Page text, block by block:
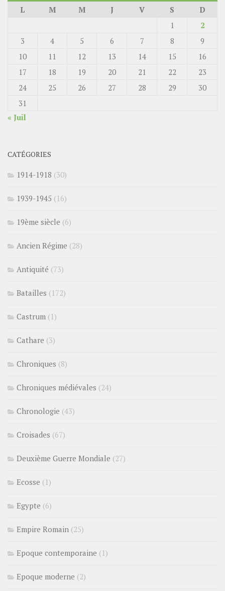
L
M M J V S
D
1
2
3
4 5 6 7 8
9
10
11 12 13 14 15
16
17
18 19 20 21 22
23
24
25 26 27 28 29
30
31
« Juil
CATÉGORIES
1914-1918 (30)
1939-1945 (16)
19ème siècle (6)
Ancien Régime (28)
Antiquité (73)
Batailles (172)
Castrum (1)
Cathare (3)
Chroniques (8)
Chroniques médiévales (24)
Chronologie (43)
Croisades (67)
Deuxième Guerre Mondiale (27)
Ecosse (1)
Egypte (6)
Empire Romain (25)
Epoque contemporaine (1)
Epoque moderne (2)